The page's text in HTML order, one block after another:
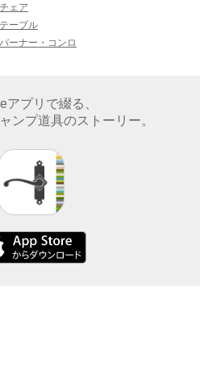
チェア
テーブル
バーナー・コンロ
アプリで綴る、
ンプ道具のストーリー。